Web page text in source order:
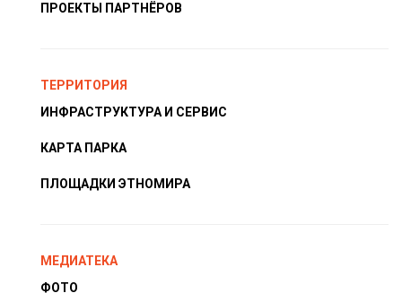
ПРОЕКТЫ ПАРТНЁРОВ
ТЕРРИТОРИЯ
ИНФРАСТРУКТУРА И СЕРВИС
КАРТА ПАРКА
ПЛОЩАДКИ ЭТНОМИРА
МЕДИАТЕКА
ФОТО